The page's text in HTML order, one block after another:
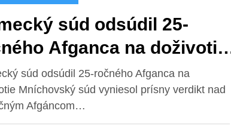
súd odsúdil 25-
Afganca na doživotie
že minulý rok v Mníchove
vrazil do davu ľudí.
súd odsúdil 25-ročného Afganca na
Mníchovský súd vyniesol prísny verdikt nad
Afgáncom…